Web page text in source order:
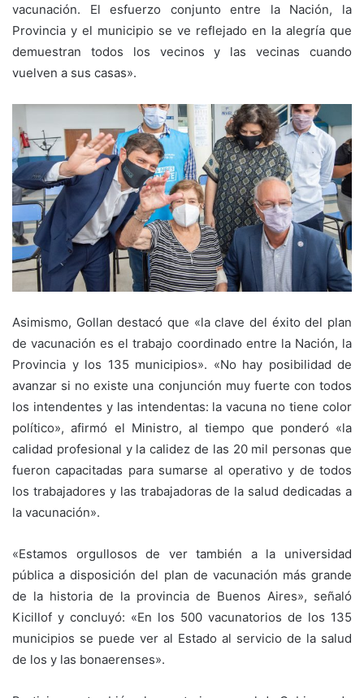
vacunación. El esfuerzo conjunto entre la Nación, la
Provincia y el municipio se ve reflejado en la alegría que
demuestran todos los vecinos y las vecinas cuando
vuelven a sus casas».
Asimismo, Gollan destacó que «la clave del éxito del plan
de vacunación es el trabajo coordinado entre la Nación, la
Provincia y los 135 municipios». «No hay posibilidad de
avanzar si no existe una conjunción muy fuerte con todos
los intendentes y las intendentas: la vacuna no tiene color
político», afirmó el Ministro, al tiempo que ponderó «la
calidad profesional y la calidez de las 20 mil personas que
fueron capacitadas para sumarse al operativo y de todos
los trabajadores y las trabajadoras de la salud dedicadas a
la vacunación».
«Estamos orgullosos de ver también a la universidad
pública a disposición del plan de vacunación más grande
de la historia de la provincia de Buenos Aires», señaló
Kicillof y concluyó: «En los 500 vacunatorios de los 135
municipios se puede ver al Estado al servicio de la salud
de los y las bonaerenses».